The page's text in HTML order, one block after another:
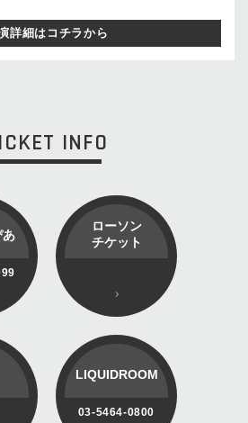
詳細はコチラから
INFO
あ
ローソン
チケット
LIQUIDROOM
03-5464-0800